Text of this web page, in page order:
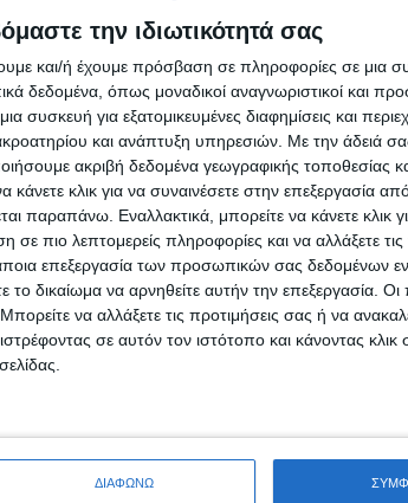
την ιδιωτικότητά σας
και/ή έχουμε πρόσβαση σε πληροφορίες σε μια
δεδομένα, όπως μοναδικοί αναγνωριστικοί και
συσκευή για εξατομικευμένες διαφημίσεις και
και ανάπτυξη υπηρεσιών. Με την άδειά
ακριβή δεδομένα γεωγραφικής τοποθεσίας
κλικ για να συναινέσετε στην επεξεργασία
παραπάνω. Εναλλακτικά, μπορείτε να κάνετε κλικ
πιο λεπτομερείς πληροφορίες και να αλλάξετε τις
επεξεργασία των προσωπικών σας δεδομένων
το δικαίωμα να αρνηθείτε αυτήν την επεξεργασία.
να αλλάξετε τις προτιμήσεις σας ή να
σε αυτόν τον ιστότοπο και κάνοντας κλικ
ΔΙΑΦΩΝΩ
Λευκάδα
ΠΟΛΙΤΙΚΗ
Σάκης Αρναούτογλου: Όταν
Μεσόγειος φτάνει τους 33